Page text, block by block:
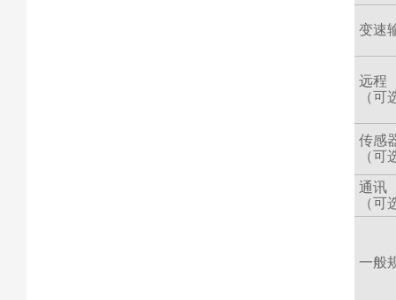
变速
远程
（可
传感
（可
通讯
（可
一般